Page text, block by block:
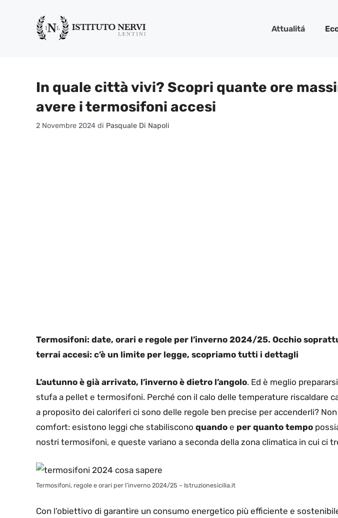
contenuto
Attualitá
In quale città vivi? Scopri quante ore
avere i termosifoni accesi
2 Novembre 2024 di Pasquale Di Napoli
Termosifoni: date, orari e regole per l’inverno 2024/25. Occhio
terrai accesi: c’è un limite per legge, scopriamo tutti i dettagli
L’autunno è già arrivato, l’inverno è dietro l’angolo. Ed è meglio
stufa a pellet e termosifoni. Perché con il calo delle temperature riscaldare
a proposito dei caloriferi ci sono delle regole ben precise per accenderli?
comfort: esistono leggi che stabiliscono quando e per quanto tempo
nostri termosifoni, e queste variano a seconda della zona climatica in cui ci
Termosifoni, regole e orari per l’inverno 2024/25 – Istruzionesicilia.it
Con l’obiettivo di garantire un consumo energetico più efficiente e